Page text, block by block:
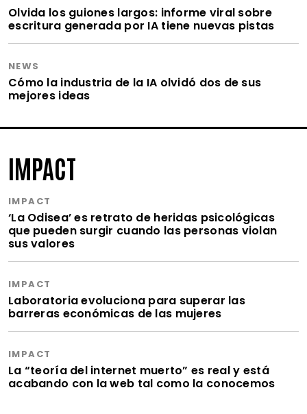
Olvida los guiones largos: informe viral sobre
escritura generada por IA tiene nuevas pistas
NEWS
Cómo la industria de la IA olvidó dos de sus
mejores ideas
IMPACT
IMPACT
‘La Odisea’ es retrato de heridas psicológicas
que pueden surgir cuando las personas violan
sus valores
IMPACT
Laboratoria evoluciona para superar las
barreras económicas de las mujeres
IMPACT
La “teoría del internet muerto” es real y está
acabando con la web tal como la conocemos